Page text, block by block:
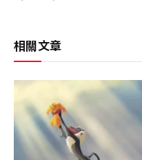
相關文章